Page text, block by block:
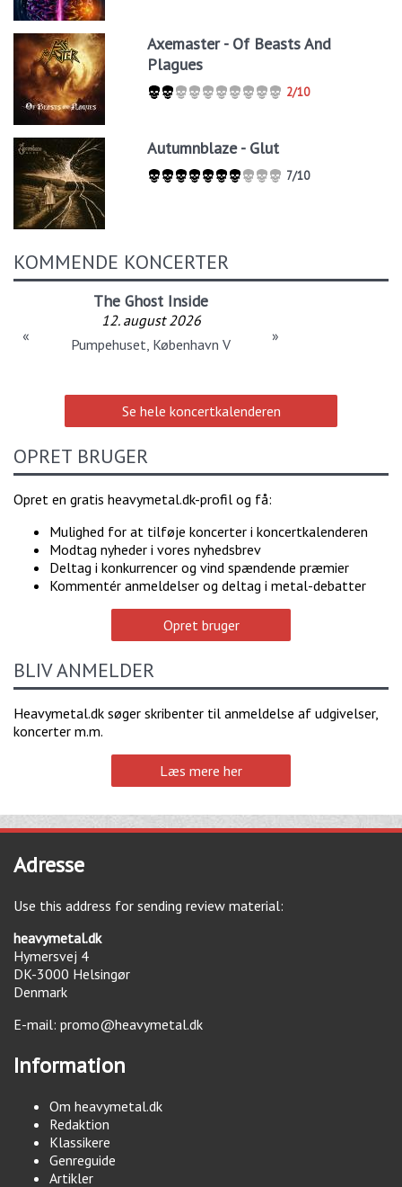
Axemaster - Of Beasts And
Plagues
2/10
Autumnblaze - Glut
7/10
KOMMENDE KONCERTER
The Ghost Inside
12. august 2026
Pumpehuset, København V
« »
Se hele koncertkalenderen
OPRET BRUGER
Opret en gratis heavymetal.dk-profil og få:
Mulighed for at tilføje koncerter i koncertkalenderen
Modtag nyheder i vores nyhedsbrev
Deltag i konkurrencer og vind spændende præmier
Kommentér anmeldelser og deltag i metal-debatter
Opret bruger
BLIV ANMELDER
Heavymetal.dk søger skribenter til anmeldelse af udgivelser,
koncerter m.m.
Læs mere her
Adresse
Use this address for sending review material:
heavymetal.dk
Hymersvej 4
DK-3000 Helsingør
Denmark
E-mail: promo@heavymetal.dk
Information
Om heavymetal.dk
Redaktion
Klassikere
Genreguide
Artikler